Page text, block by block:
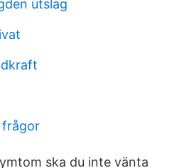
utslag
ska du inte vänta